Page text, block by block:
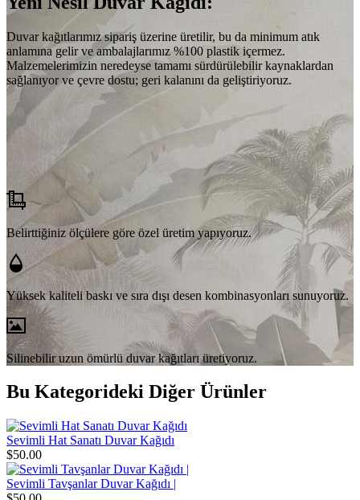
Duvar kağıtlarımız sipariş üzerine üretilir, bu da minimum atık
anlamına gelir ve ambalajlarımız %100 plastik içermez.
Malzemelerimizin neredeyse tamamı sürdürülebilir kaynaklardan
sağlanıyor ve çevre dostu; geri kalanını da geliştiriyoruz.
Belirttiğiniz ölçülere göre özel üretim yapıyoruz.
Yüksek kaliteli baskı ve sıra dışı desen kombinasyonları sunuyoruz.
Silinebilir uzun ömürlü duvar kağıtları üretiyoruz.
Bu Kategorideki Diğer Ürünler
Sevimli Hat Sanatı Duvar Kağıdı
$50.00
Sevimli Tavşanlar Duvar Kağıdı |